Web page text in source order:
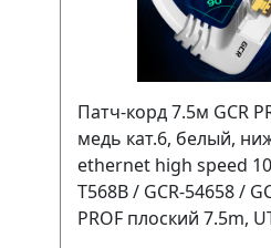
Патч-корд 7.5м GCR
медь кат.6, белый,
ethernet high speed 10
T568B / GCR-54658 /
PROF плоский 7.5m,